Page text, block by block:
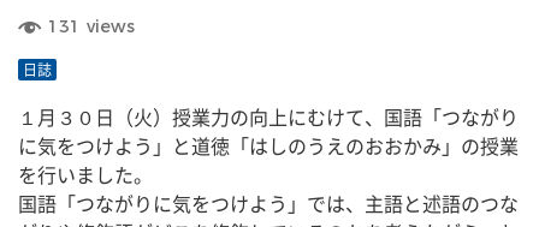
131 views
日誌
１月３０日（火）授業力の向上にむけて、国語「つながり
に気をつけよう」と道徳「はしのうえのおおかみ」の授業
を行いました。
国語「つながりに気をつけよう」では、主語と述語のつな